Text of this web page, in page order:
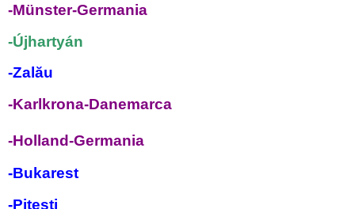
-Münster-Germania
-Újhartyán
-Zalău
-Karlkrona-Danemarca
-Holland-Germania
-Bukarest
-Piteşti